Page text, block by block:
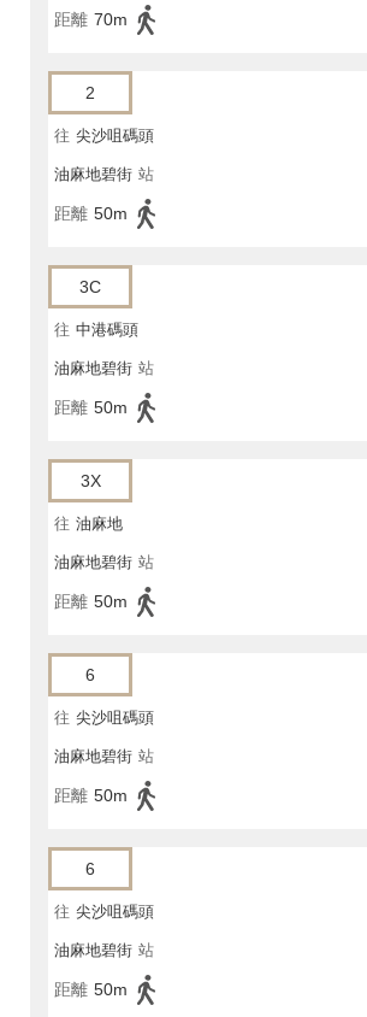
距離 70m
2
往 尖沙咀碼頭
油麻地碧街 站
距離 50m
3C
往 中港碼頭
油麻地碧街 站
距離 50m
3X
往 油麻地
油麻地碧街 站
距離 50m
6
往 尖沙咀碼頭
油麻地碧街 站
距離 50m
6
往 尖沙咀碼頭
油麻地碧街 站
距離 50m